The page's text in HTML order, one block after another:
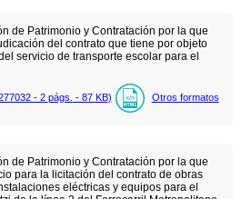
de Patrimonio y Contratación por la que
del contrato que tiene por objeto
servicio de transporte escolar para el
- 2 págs. - 87 KB) Otros formatos
de Patrimonio y Contratación por la que
para la licitación del contrato de obras
eléctricas y equipos para el